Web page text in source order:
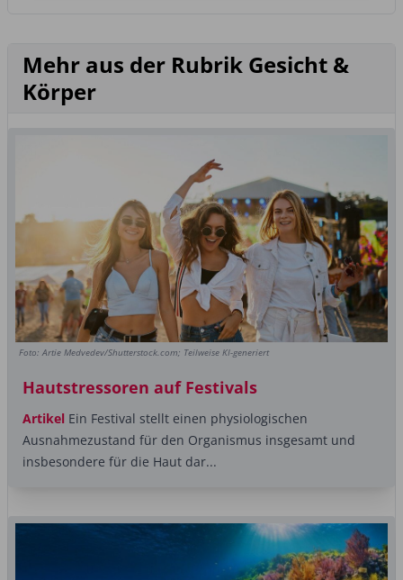
Mehr aus der Rubrik Gesicht &
Körper
Foto: Artie Medvedev/Shutterstock.com; Teilweise KI-generiert
Hautstressoren auf Festivals
Artikel Ein Festival stellt einen physiologischen
Ausnahmezustand für den Organismus insgesamt und
insbesondere für die Haut dar...